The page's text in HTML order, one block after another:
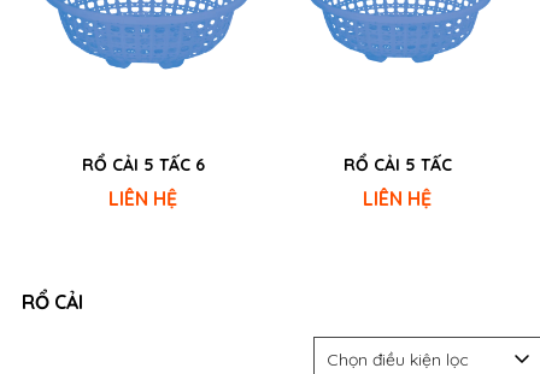
RỔ CẢI 5 TẤC 6
LIÊN HỆ
RỔ CẢI 5 TẤC
LIÊN HỆ
Chọn điều kiện lọc
RỔ CẢI